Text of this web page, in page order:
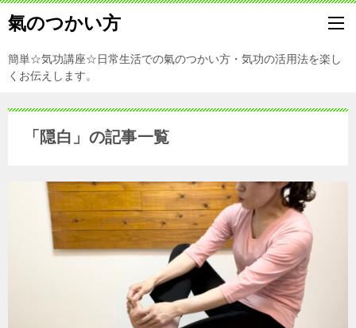
氣のつかい方
簡単☆気功講座☆日常生活での氣のつかい方・気功の活用法を楽し
くお伝えします。
「隠白」の記事一覧